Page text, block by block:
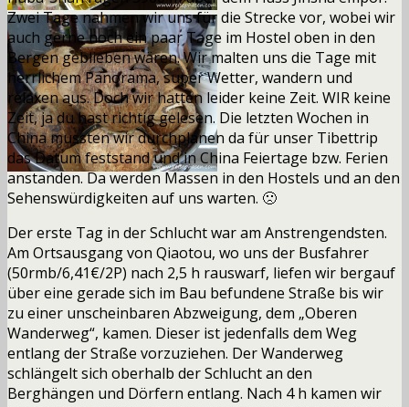
Zwei Tage nahmen wir uns für die Strecke vor, wobei wir
auch gerne noch ein paar Tage im Hostel oben in den
Bergen geblieben wären. Wir malten uns die Tage mit
herrlichem Panorama, super Wetter, wandern und
relaxen aus. Doch wir hatten leider keine Zeit. WIR keine
Zeit, ja du hast richtig gelesen. Die letzten Wochen in
China mussten wir durchplanen da für unser Tibettrip
das Datum feststandund in China Feiertage bzw. Ferien
anstanden. Da werden Massen in den Hostels und an den
Sehenswürdigkeiten auf uns warten. 🙁
Der erste Tag in der Schlucht war am Anstrengendsten.
Am Ortsausgang von Qiaotou, wo uns der Busfahrer
(50rmb/6,41€/2P) nach 2,5 h rauswarf, liefen wir bergauf
über eine gerade sich im Bau befundene Straße bis wir
zu einer unscheinbaren Abzweigung, dem „Oberen
Wanderweg“, kamen. Dieser ist jedenfalls dem Weg
entlang der Straße vorzuziehen. Der Wanderweg
schlängelt sich oberhalb der Schlucht an den
Berghängen und Dörfern entlang. Nach 4 h kamen wir